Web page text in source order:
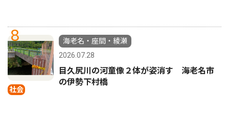
8
社会
海老名・座間・綾瀬
2026.07.28
目久尻川の河童像２体が姿消す 海老名市
の伊勢下村橋